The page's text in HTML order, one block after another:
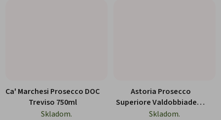
Ca' Marchesi Prosecco DOC
Treviso 750ml
Skladom.
Astoria Prosecco
Superiore Valdobbiadene
Millesimato DOCG 750ml
Skladom.